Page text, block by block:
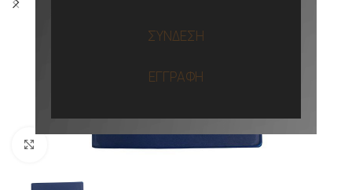
ΣΥΝΔΕΣΗ
ΕΓΓΡΑΦΗ
Προβολή